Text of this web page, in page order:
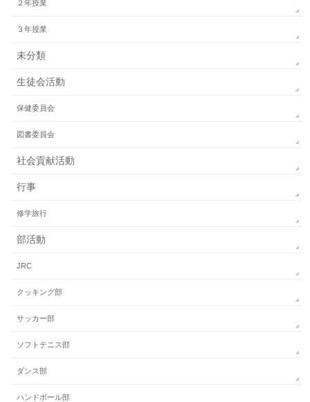
２年授業
３年授業
未分類
生徒会活動
保健委員会
図書委員会
社会貢献活動
行事
修学旅行
部活動
JRC
クッキング部
サッカー部
ソフトテニス部
ダンス部
ハンドボール部